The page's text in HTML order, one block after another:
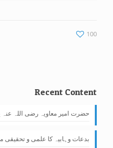
100
Recent Content
حضرت امیر معاویہ رضی اللہ عنہ
بدعات وہابیہ کا علمی و تحقیقی